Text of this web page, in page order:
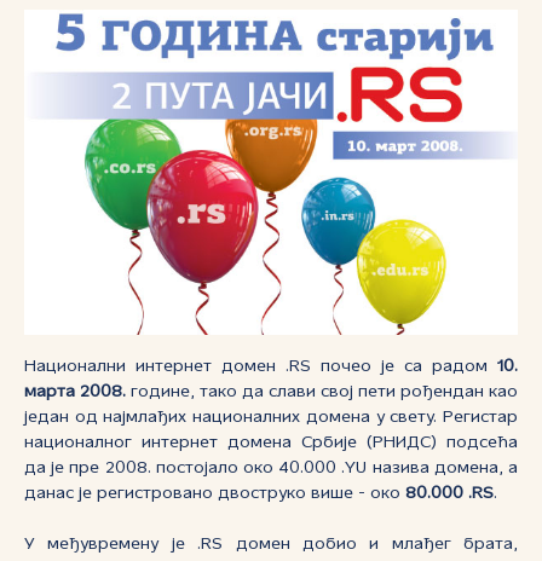
Национални интернет домен .RS почео је са радом 10.
марта 2008. године, тако да слави свој пети рођендан као
један од најмлађих националних домена у свету. Регистар
националног интернет домена Србије (РНИДС) подсећа
да је пре 2008. постојало око 40.000 .YU назива домена, а
данас је регистровано двоструко више - око 80.000 .RS.
У међувремену је .RS домен добио и млађег брата,